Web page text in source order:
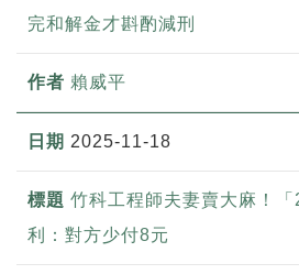
完和解金才斟酌減刑
賴威平
2025-11-18
竹科工程師夫妻賣大麻！
利：對方少付8元